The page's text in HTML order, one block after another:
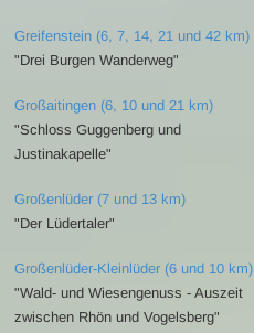
Greifenstein (6, 7, 14, 21 und 42 km)
"Drei Burgen Wanderweg"
Großaitingen (6, 10 und 21 km)
"Schloss Guggenberg und
Justinakapelle"
Großenlüder (7 und 13 km)
"Der Lüdertaler"
Großenlüder-Kleinlüder (6 und 10 km)
"Wald- und Wiesengenuss - Auszeit
zwischen Rhön und Vogelsberg"